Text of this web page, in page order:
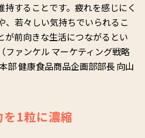
することです。疲れを感じにく
、若々しい気持ちでいられるこ
が前向きな生活につながるとい
ファンケル マーケティング戦略
部 健康食品商品企画部部長 向山
を1粒に濃縮